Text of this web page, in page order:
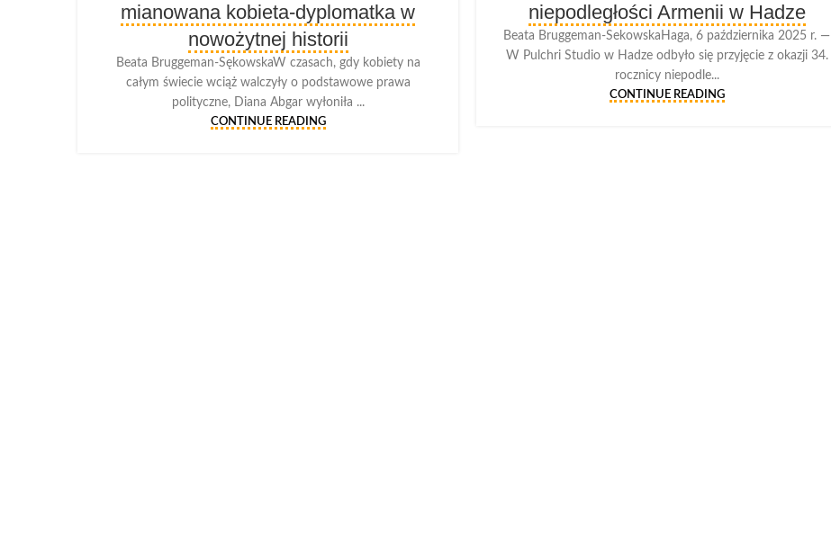
mianowana kobieta-dyplomatka w
nowożytnej historii
Beata Bruggeman-SękowskaW czasach, gdy kobiety na
całym świecie wciąż walczyły o podstawowe prawa
polityczne, Diana Abgar wyłoniła ...
CONTINUE READING
niepodległości Armenii w Hadze
Beata Bruggeman-SekowskaHaga, 6 października 2025 r. —
W Pulchri Studio w Hadze odbyło się przyjęcie z okazji 34.
rocznicy niepodle...
CONTINUE READING